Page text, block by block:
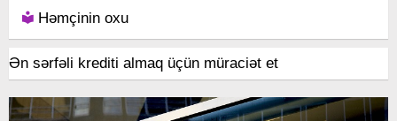
Həmçinin oxu
Ən sərfəli krediti almaq üçün müraciət et